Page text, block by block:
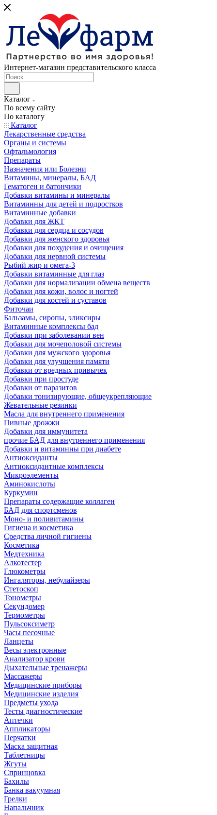
Интернет-магазин представительского класса
Каталог
По всему сайту
По каталогу
Каталог
Лекарственные средства
Органы и системы
Офтальмология
Препараты
Назначения или Болезни
Витамины, минералы, БАД
Гематоген и батончики
Добавки витамины и минералы
Витаминны для детей и подростков
Витаминные добавки
Добавки для ЖКТ
Добавки для сердца и сосудов
Добавки для женского здоровья
Добавки для похудения и очищения
Добавки для нервной системы
Рыбий жир и омега-3
Добавки витаминные для глаз
Добавки для нормализации обмена веществ
Добавки для кожи, волос и ногтей
Добавки для костей и суставов
Фиточаи
Бальзамы, сиропы, эликсиры
Витаминные комплексы бад
Добавки при заболевании вен
Добавки для мочеполовой системы
Добавки для мужского здоровья
Добавки для улучшения памяти
Добавки от вредных привычек
Добавки при простуде
Добавки от паразитов
Добавки тонизирующие, общеукрепляющие
Жевательные резинки
Масла для внутреннего применения
Пивные дрожжи
Добавки для иммунитета
прочие БАД для внутреннего применения
Добавки и витаминны при диабете
Антиоксиданты
Антиоксидантные комплексы
Микроэлементы
Аминокислоты
Куркумин
Препараты содержащие коллаген
БАД для спортсменов
Моно- и поливитамины
Гигиена и косметика
Средства личной гигиены
Косметика
Медтехника
Алкотестер
Глюкометры
Ингаляторы, небулайзеры
Стетоскоп
Тонометры
Секундомер
Термометры
Пульсоксиметр
Часы песочные
Ланцеты
Весы электронные
Анализатор крови
Дыхательные тренажеры
Массажеры
Медицинские приборы
Медицинские изделия
Предметы ухода
Тесты диагностические
Аптечки
Аппликаторы
Перчатки
Маска защитная
Таблетницы
Жгуты
Спринцовка
Бахилы
Банка вакуумная
Грелки
Напальчник